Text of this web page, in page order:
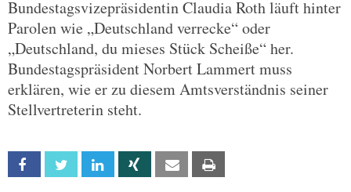
Bundestagsvizepräsidentin Claudia Roth läuft hinter
Parolen wie „Deutschland verrecke“ oder
„Deutschland, du mieses Stück Scheiße“ her.
Bundestagspräsident Norbert Lammert muss
erklären, wie er zu diesem Amtsverständnis seiner
Stellvertreterin steht.
Facebook Twitter Linkedin Xing Email